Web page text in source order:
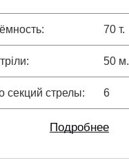
70 т.
50 м.
секций стрелы 6
Подробнее